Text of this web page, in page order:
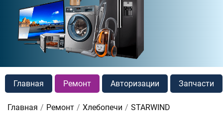
Главная Ремонт Авторизации Запчасти
Главная Ремонт Хлебопечи STARWIND